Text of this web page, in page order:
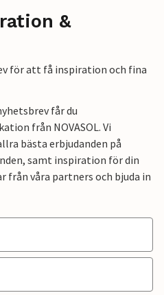
&
för att få inspiration och fina
får du
från NOVASOL. Vi
bästa erbjudanden på
samt inspiration för din
från våra partners och bjuda in